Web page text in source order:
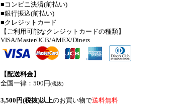
■コンビニ決済(前払い)
■銀行振込(前払い)
■クレジットカード
【ご利用可能なクレジットカードの種類】
VISA/Master/JCB/AMEX/Diners
【配送料金】
全国一律：500円(税抜)
3,500円(税抜)以上のお買い物で送料無料